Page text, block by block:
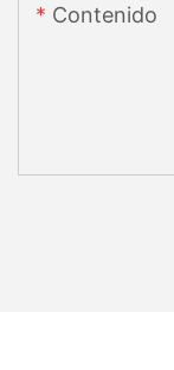
Contenido